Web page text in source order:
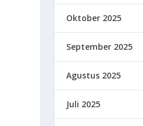
Oktober 2025
September 2025
Agustus 2025
Juli 2025